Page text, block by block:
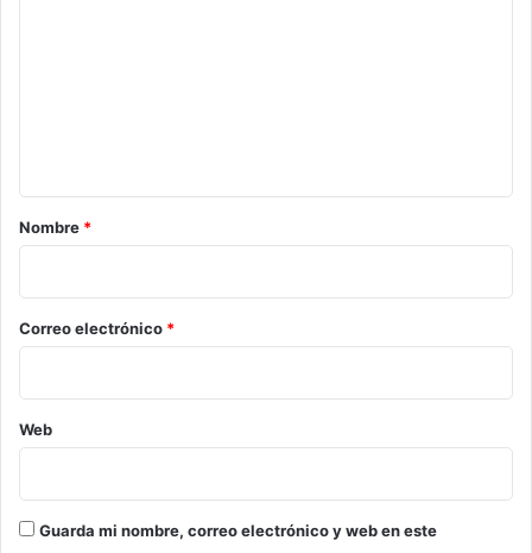
r
o
*
Nombre *
Correo electrónico *
Web
Guarda mi nombre, correo electrónico y web en este